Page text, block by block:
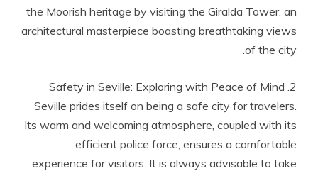
the Moorish heritage by visiting the Giralda Tower, an
architectural masterpiece boasting breathtaking views
of the city.
2. Safety in Seville: Exploring with Peace of Mind
Seville prides itself on being a safe city for travelers.
Its warm and welcoming atmosphere, coupled with its
efficient police force, ensures a comfortable
experience for visitors. It is always advisable to take